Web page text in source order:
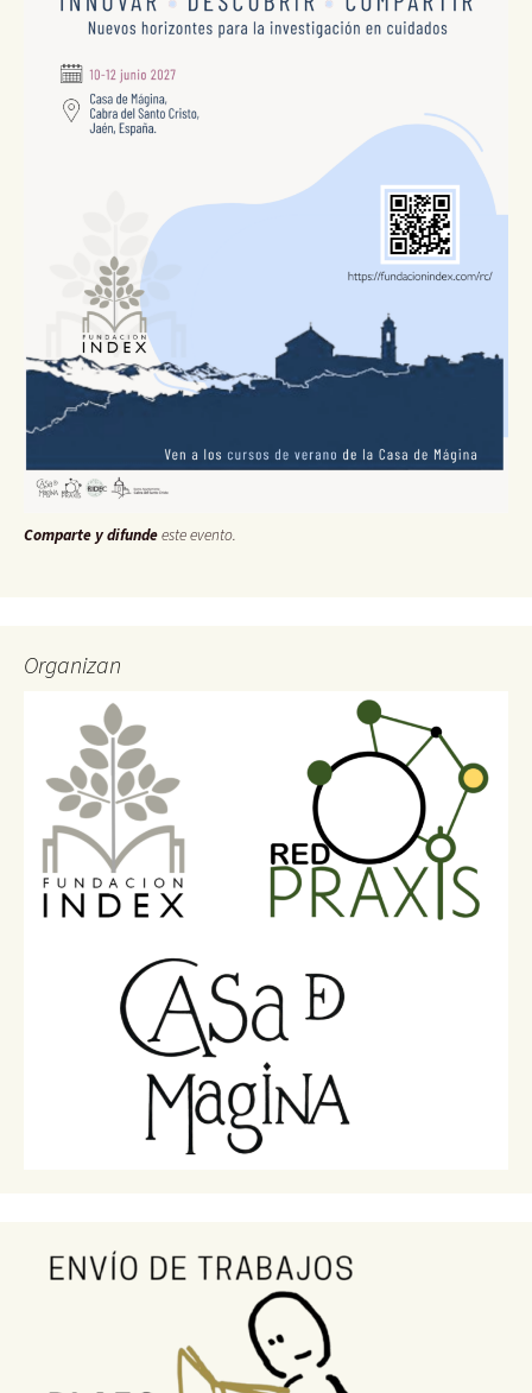
Comparte y difundeeste evento.
Organizan